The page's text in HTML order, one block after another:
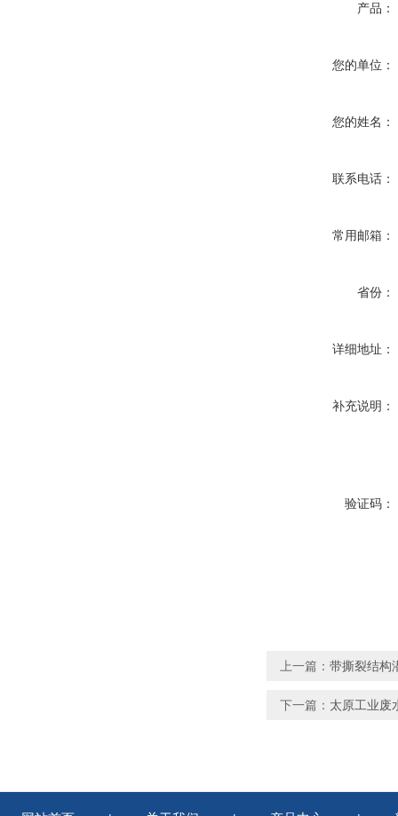
产品：
您的单位：
您的姓名：
联系电话：
常用邮箱：
省份：
详细地址：
补充说明：
验证码：
上一篇： 带撕裂结构
下一篇： 太原工业废